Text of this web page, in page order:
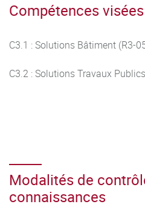
Compétences visées
C3.1 : Solutions Bâtiment (R3-
C3.2 : Solutions Travaux
Modalités de
connaissances